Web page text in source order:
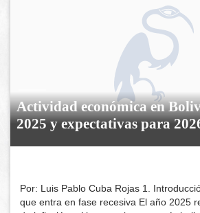
Actividad económica en
2025 y expectativas para
Por: Luis Pablo Cuba Rojas 1.
que entra en fase recesiva El año 2025